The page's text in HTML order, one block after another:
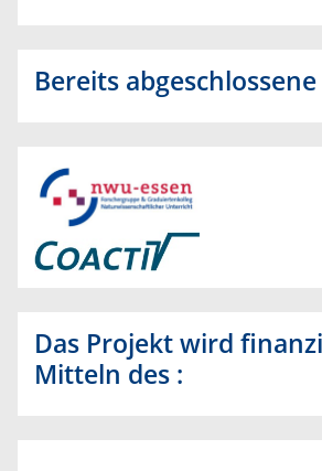
Bereits
Das Projekt wird
Mitteln des :